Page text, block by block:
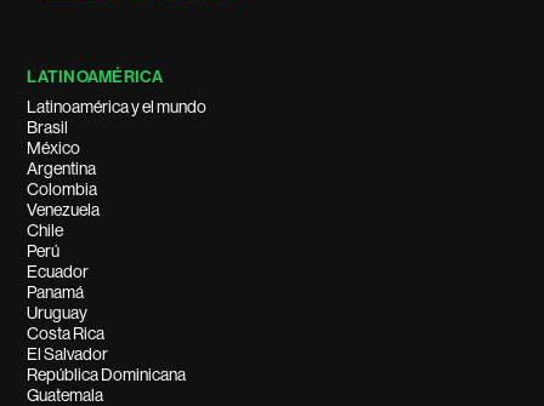
LATINOAMÉRICA
Latinoamérica y el mundo
Brasil
México
Argentina
Colombia
Venezuela
Chile
Perú
Ecuador
Panamá
Uruguay
Costa Rica
El Salvador
República Dominicana
Guatemala